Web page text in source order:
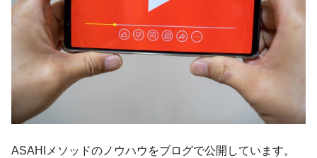
ASAHIメソッドのノウハウをブログで公開しています。